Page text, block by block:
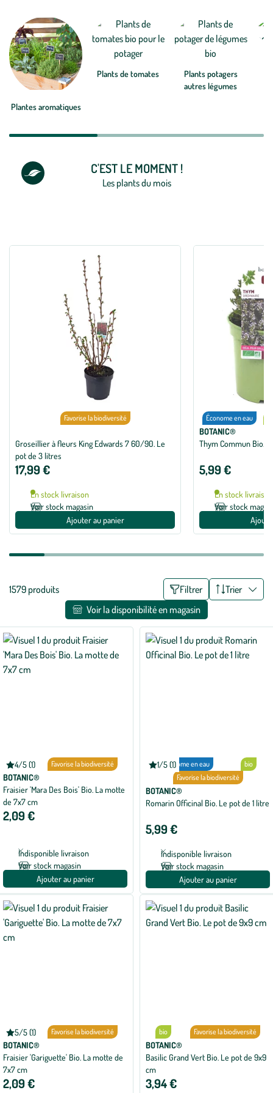
à votre région. De quoi faire pousser de beaux fruits et légumes !
Plantes aromatiques
Plants de tomates
Plants potagers
autres légumes
C'EST LE MOMENT !
Les plants du mois
Favorise la biodiversité
Groseillier à fleurs King Edwards 7 60/90. Le
pot de 3 litres
17,99 €
En stock livraison
Voir stock magasin
Ajouter au panier
Économe en eau
BOTANIC®
Thym Commun Bio.
5,99 €
En stock livraison
Voir stock
Liste
appliqués
1579 produits Filtrer
Trier
Voir la disponibilité en magasin
4/5 (1)
Note
moyenne
de
4
sur
5
avec
bio Favorise la biodiversité
BOTANIC®
Fraisier 'Mara Des Bois' Bio. La motte
de 7x7 cm
2,09 €
Indisponible livraison
Voir stock magasin
Ajouter au panier
1/5 (1)
Note
moyenne
de
1
sur
1
avis
Économe en eau
bio
Favorise la biodiversité
BOTANIC®
Romarin Officinal Bio. Le pot de 1 litre
5,99 €
Indisponible livraison
Voir stock magasin
Ajouter au panier
5/5 (1)
Note
moyenne
de
5
sur
5
avec
bio Favorise la biodiversité
BOTANIC®
Fraisier 'Gariguette' Bio. La motte de
7x7 cm
2,09 €
bio Favorise la biodiversité
BOTANIC®
Basilic Grand Vert Bio. Le pot de 9x9
cm
3,94 €